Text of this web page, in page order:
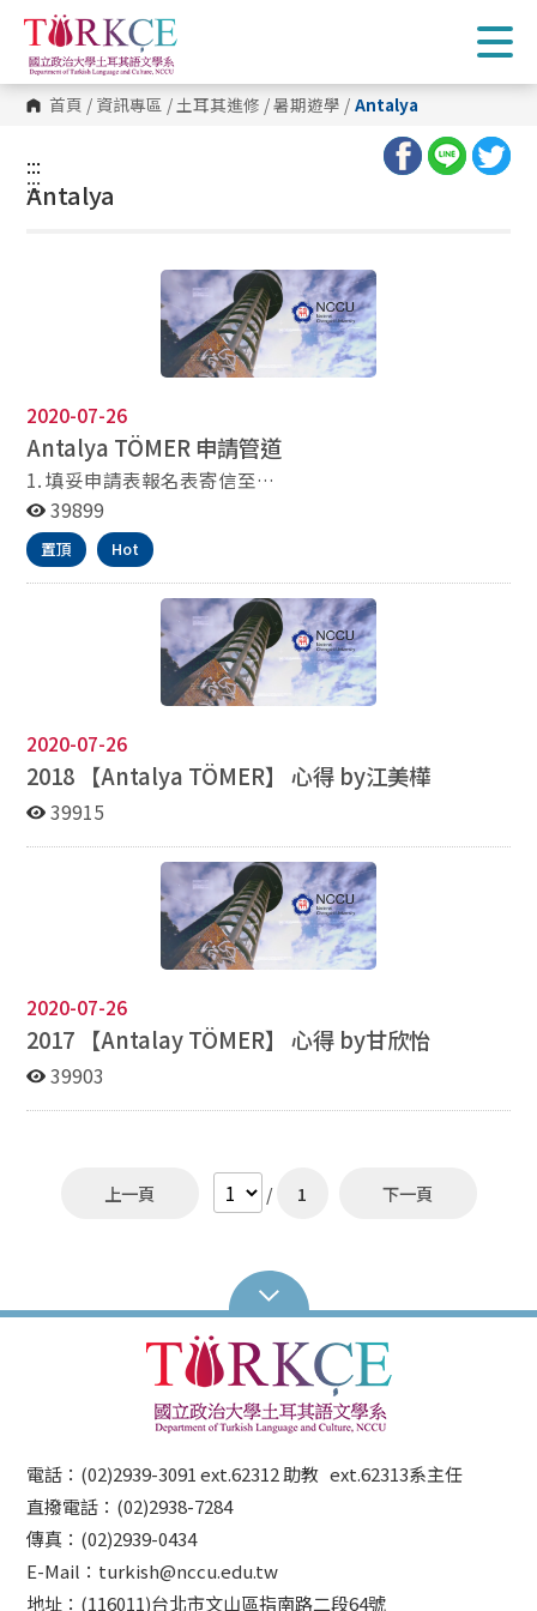
跳
到
主
要
內
容 首頁 / 資訊專區 /土耳其進修 /暑期遊學 / Antalya
:::
:::
Antalya
2020-07-26
Antalya TÖMER 申請管道
1. 填妥申請表報名表寄信至
Tomer.Antalya@tomer.ankara.edu.tr 2.需要申請HOME
STAY者，則另行填寫另一表格HOME STAY FORM一併寄
送。
39899
置頂 Hot
2020-07-26
2018 【Antalya TÖMER】心得 by江美樺
39915
2020-07-26
2017 【Antalay TÖMER】心得 by甘欣怡
39903
上一頁 / 1 下一頁
電話：(02)2939-3091 ext.62312 助教 ext.62313系主任
直撥電話：(02)2938-7284
傳真：(02)2939-0434
E-Mail：turkish@nccu.edu.tw
地址：(116011)台北市文山區指南路二段64號